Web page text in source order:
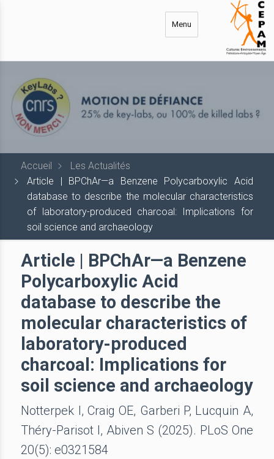
Menu
Accueil
Les Actualités
Article | BPChAr—a Benzene Polycarboxylic Acid
database to describe the molecular characteristics
of laboratory-produced charcoal: Implications for
soil science and archaeology
Article | BPChAr—a Benzene
Polycarboxylic Acid
database to describe the
molecular characteristics of
laboratory-produced
charcoal: Implications for
soil science and archaeology
Notterpek I, Craig OE, Garberi P, Lucquin A,
Théry-Parisot I, Abiven S (2025). PLoS One
20(5): e0321584